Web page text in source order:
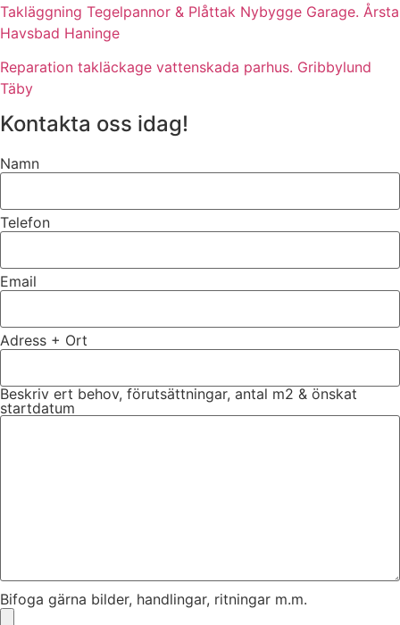
Takläggning Tegelpannor & Plåttak Nybygge Garage. Årsta
Havsbad Haninge
Reparation takläckage vattenskada parhus. Gribbylund
Täby
Kontakta oss idag!
Namn
Telefon
Email
Adress + Ort
Beskriv ert behov, förutsättningar, antal m2 & önskat
startdatum
Bifoga gärna bilder, handlingar, ritningar m.m.